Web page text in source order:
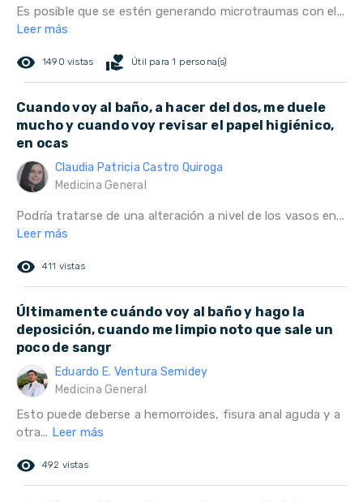
Es posible que se estén generando microtraumas con el...
Leer más
remove_red_eye 1490 vistas volunteer_activism Útil para 1 persona(s)
Cuando voy al baño, a hacer del dos, me duele
mucho y cuando voy revisar el papel higiénico,
en ocas
Claudia Patricia Castro Quiroga
Medicina General
Podría tratarse de una alteración a nivel de los vasos en...
Leer más
remove_red_eye 411 vistas
Últimamente cuándo voy al baño y hago la
deposición, cuando me limpio noto que sale un
poco de sangr
Eduardo E. Ventura Semidey
Medicina General
Esto puede deberse a hemorroides, fisura anal aguda y a
otra... Leer más
remove_red_eye 492 vistas